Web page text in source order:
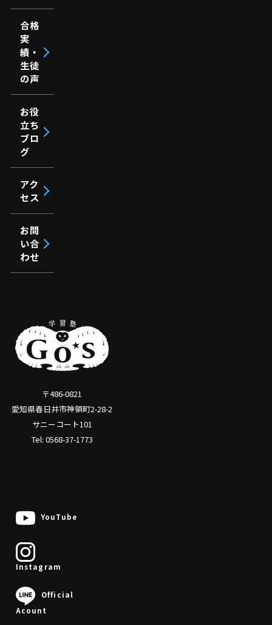
0568-37-1773
合格
実
績・
生徒
の声
お役
立ち
ブロ
グ
アク
セス
お問
い合
わせ
〒486-0821
愛知県春日井市神領町2-28-2
サニーコート101
Tel: 0568-37-1773
YouTube
Instagram
Official
Acount